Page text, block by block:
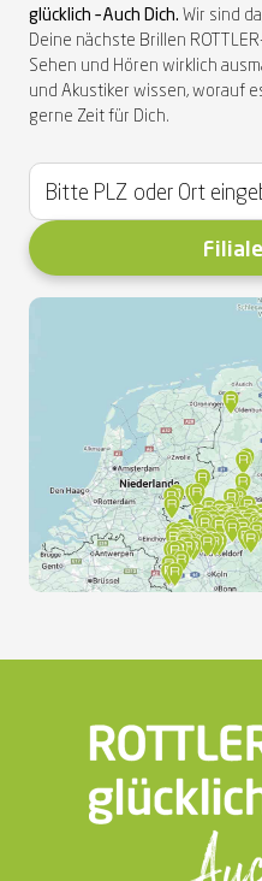
glücklich – Auch Dich. Wir sind
Deine nächste Brillen
Sehen und Hören wirklich
und Akustiker wissen, worauf
gerne Zeit für Dich.